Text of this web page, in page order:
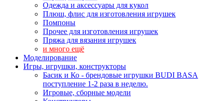
Одежда и аксессуары для кукол
Плюш, флис для изготовления игрушек
Помпоны
Прочее для изготовления игрушек
Пряжа для вязания игрушек
и много ещё
Моделирование
Игры, игрушки, конструкторы
Басик и Ко - брендовые игрушки BUDI BASA
поступление 1-2 раза в неделю.
Игровые, сборные модели